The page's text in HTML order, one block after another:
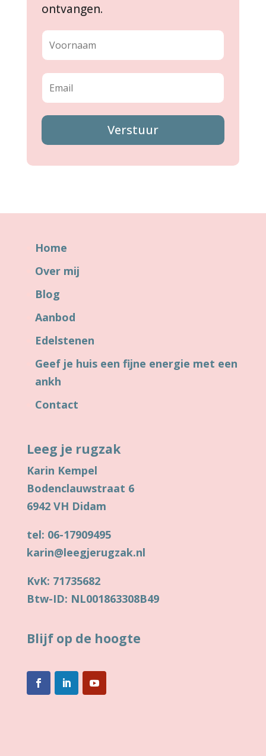
ontvangen.
Verstuur
Home
Over mij
Blog
Aanbod
Edelstenen
Geef je huis een fijne energie met een
ankh
Contact
Leeg je rugzak
Karin Kempel
Bodenclauwstraat 6
6942 VH Didam
tel: 06-17909495
karin@leegjerugzak.nl
KvK: 71735682
Btw-ID: NL001863308B49
Blijf op de hoogte